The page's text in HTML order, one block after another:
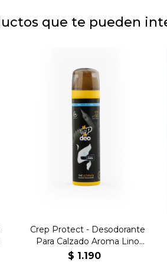
que te pueden
Crep Protect - Desodorante
Para Calzado Aroma Lino
Fresco
$ 1.190